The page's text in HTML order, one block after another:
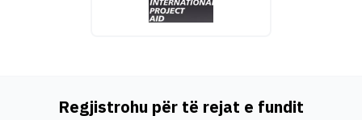
Regjistrohu për të rejat e fundit